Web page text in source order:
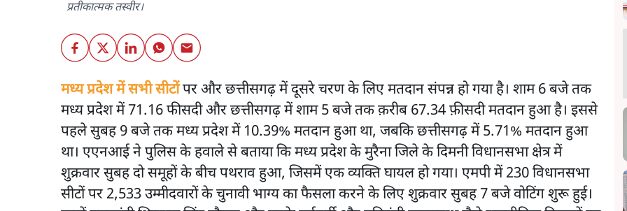
प्रतीकात्मक तस्वीर।
मध्य प्रदेश में सभी सीटोंपर और छत्तीसगढ़ में दूसरे चरण के लिए मतदान संपन्न हो गया है। शाम 6 बजे तक
मध्य प्रदेश में 71.16 फीसदी और छत्तीसगढ़ में शाम 5 बजे तक क़रीब 67.34 फ़ीसदी मतदान हुआ है। इससे
पहले सुबह 9 बजे तक मध्य प्रदेश में 10.39% मतदान हुआ था, जबकि छत्तीसगढ़ में 5.71% मतदान हुआ
था। एएनआई ने पुलिस के हवाले से बताया कि मध्य प्रदेश के मुरैना जिले के दिमनी विधानसभा क्षेत्र में
शुक्रवार सुबह दो समूहों के बीच पथराव हुआ, जिसमें एक व्यक्ति घायल हो गया। एमपी में 230 विधानसभा
सीटों पर 2,533 उम्मीदवारों के चुनावी भाग्य का फैसला करने के लिए शुक्रवार सुबह 7 बजे वोटिंग शुरू हुई।